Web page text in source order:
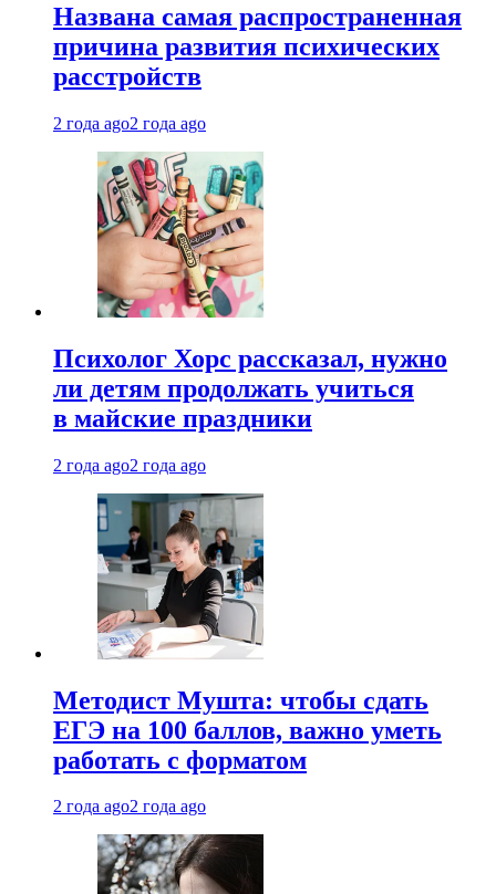
Названа самая распространенная
причина развития психических
расстройств
2 года ago2 года ago
Психолог Хорс рассказал, нужно
ли детям продолжать учиться
в майские праздники
2 года ago2 года ago
Методист Мушта: чтобы сдать
ЕГЭ на 100 баллов, важно уметь
работать с форматом
2 года ago2 года ago